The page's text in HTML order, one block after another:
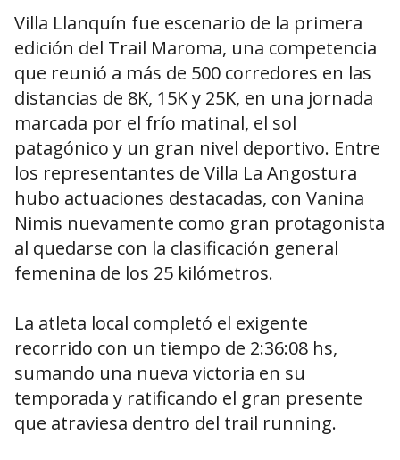
Villa Llanquín fue escenario de la primera
edición del Trail Maroma, una competencia
que reunió a más de 500 corredores en las
distancias de 8K, 15K y 25K, en una jornada
marcada por el frío matinal, el sol
patagónico y un gran nivel deportivo. Entre
los representantes de Villa La Angostura
hubo actuaciones destacadas, con Vanina
Nimis nuevamente como gran protagonista
al quedarse con la clasificación general
femenina de los 25 kilómetros.
La atleta local completó el exigente
recorrido con un tiempo de 2:36:08 hs,
sumando una nueva victoria en su
temporada y ratificando el gran presente
que atraviesa dentro del trail running.